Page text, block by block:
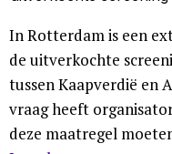
In Rotterdam is een
de uitverkochte
tussen Kaapverdië en
vraag heeft
deze maatregel